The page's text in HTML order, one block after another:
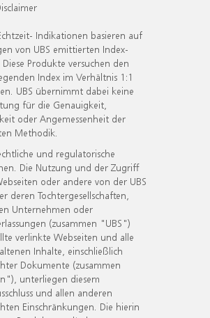
Indikationen basieren auf
von UBS emittierten Index-
Produkte versuchen den
Index im Verhältnis 1:1
UBS übernimmt dabei keine
für die Genauigkeit,
oder Angemessenheit der
Methodik.
und regulatorische
Die Nutzung und der Zugriff
oder andere von der UBS
deren Tochtergesellschaften,
Unternehmen oder
(zusammen "UBS")
verlinkte Webseiten und alle
Inhalte, einschließlich
Dokumente (zusammen
unterliegen diesem
und allen anderen
Einschränkungen. Die hierin